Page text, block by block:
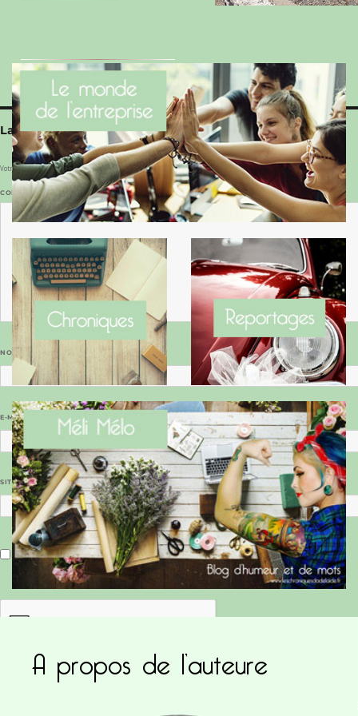
Laisser un commentaire
Votre adresse e-mail ne sera pas publiée. Les champs obligatoires sont indiqués avec
COMMENTAIRE*
NOM
E-MAIL
SITE WEB
Enregistrer mon nom, mon e-mail et mon site dans le navigateur pour mon prochain commentaire.
Ce site utilise Akismet pour réduire les
A propos de l’auteure